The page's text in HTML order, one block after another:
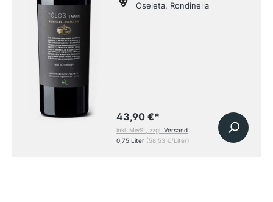
Oseleta, Rondinella
43,90 €*
inkl. MwSt, zzgl.Versand
0,75 Liter (58,53 €/Liter)